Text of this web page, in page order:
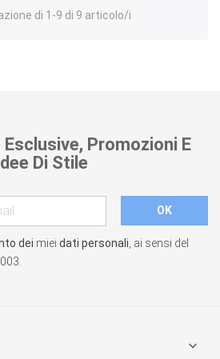
di 1-9 di 9 articolo/i
Promozioni E
Di Stile
dei miei dati personali , ai sensi del
